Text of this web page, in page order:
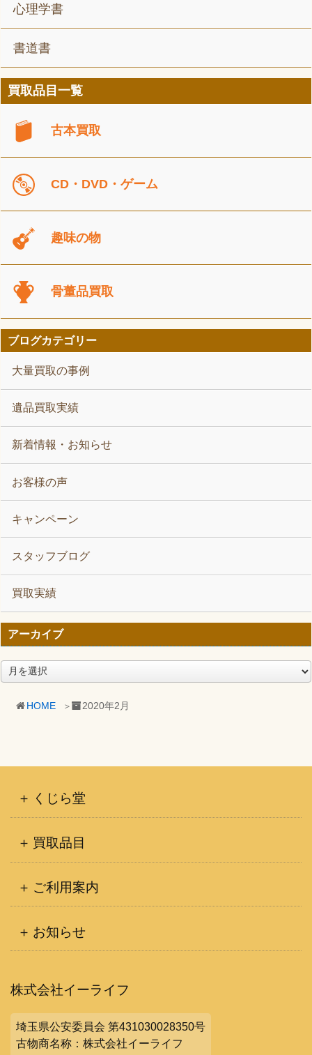
HOME 2020年2月
心理学書
書道書
買取品目一覧
古本買取
CD・DVD・ゲーム
趣味の物
骨董品買取
ブログカテゴリー
大量買取の事例
遺品買取実績
新着情報・お知らせ
お客様の声
キャンペーン
スタッフブログ
買取実績
アーカイブ
ア
ー
くじら堂
買取品目
ご利用案内
お知らせ
株式会社イーライフ
埼玉県公安委員会 第431030028350号
古物商名称：株式会社イーライフ